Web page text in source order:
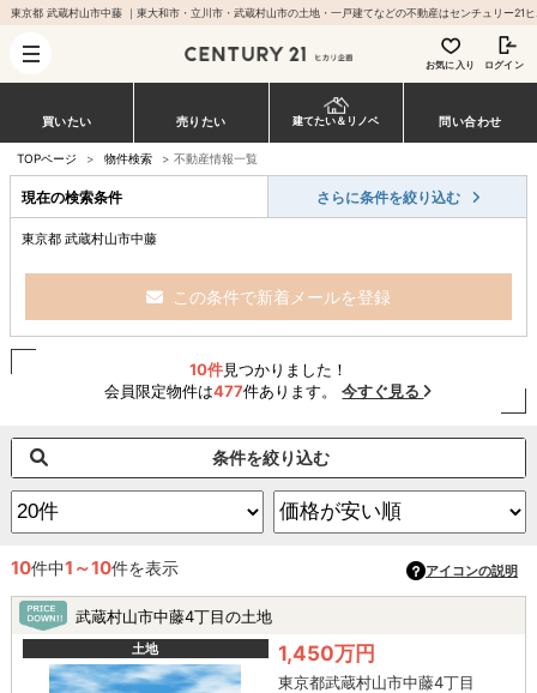
お気に入り ログイン
買いたい 売りたい 建てたい＆リノベ 問い合わせ
TOPページ > 物件検索 > 不動産情報一覧
現在の検索条件 さらに条件を絞り込む
東京都 武蔵村山市中藤
この条件で新着メールを登録
10件見つかりました！
会員限定物件は477件あります。今すぐ見る
条件を絞り込む
10件中1～10件を表示 アイコンの説明
武蔵村山市中藤4丁目の土地
土地 1,450万円
東京都武蔵村山市中藤4丁目